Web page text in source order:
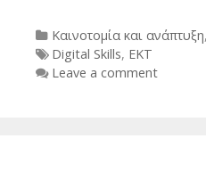
Categories
Καινοτομία και ανάπτυξη,
Tags
Digital Skills, ΕΚΤ
Leave a comment